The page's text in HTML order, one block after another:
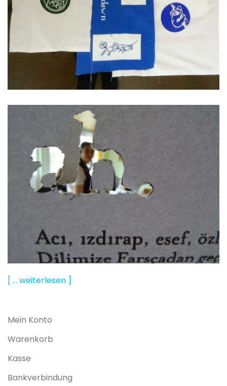
[ … weiterlesen ]
Mein Konto
Warenkorb
Kasse
Bankverbindung